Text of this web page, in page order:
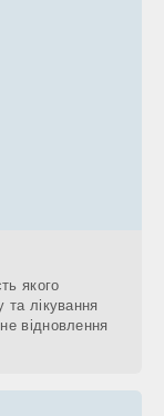
якого
та лікування
відновлення